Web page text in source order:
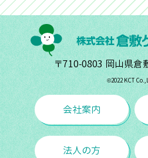
〒710-0803 岡山県倉
©︎2022 KCT
会社案内
法人の方